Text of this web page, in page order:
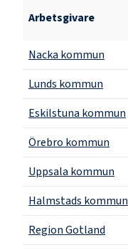
Arbetsgivare
Nacka kommun
Lunds kommun
Eskilstuna kommun
Örebro kommun
Uppsala kommun
Halmstads kommun
Region Gotland